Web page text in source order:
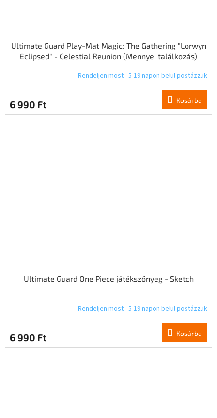
Ultimate Guard Play-Mat Magic: The Gathering "Lorwyn
Eclipsed" - Celestial Reunion (Mennyei találkozás)
Rendeljen most - 5-19 napon belül postázzuk
6 990 Ft Kosárba
Ultimate Guard One Piece játékszőnyeg - Sketch
Rendeljen most - 5-19 napon belül postázzuk
6 990 Ft Kosárba